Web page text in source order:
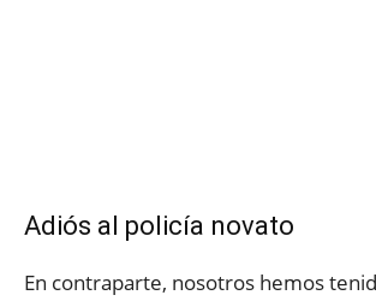
Adiós al policía novato
En contraparte, nosotros hemos